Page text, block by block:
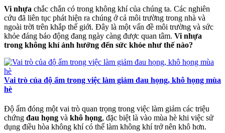
Vi nhựa chắc chắn có trong không khí của chúng ta. Các nghiên
cứu đã liên tục phát hiện ra chúng ở cả môi trường trong nhà và
ngoài trời trên khắp thế giới. Đây là một vấn đề môi trường và sức
khỏe đáng báo động đang ngày càng được quan tâm. Vi nhựa
trong không khí ảnh hưởng đến sức khỏe như thế nào?
Vai trò của độ ẩm trong việc làm giảm đau họng, khô họng mùa
hè
Độ ẩm đóng một vai trò quan trọng trong việc làm giảm các triệu
chứng đau họng và khô họng, đặc biệt là vào mùa hè khi việc sử
dụng điều hòa không khí có thể làm không khí trở nên khô hơn.